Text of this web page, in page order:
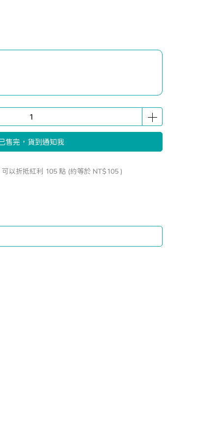
售完，貨到通知我
以折抵紅利 105 點 (約等於 NT$105 )